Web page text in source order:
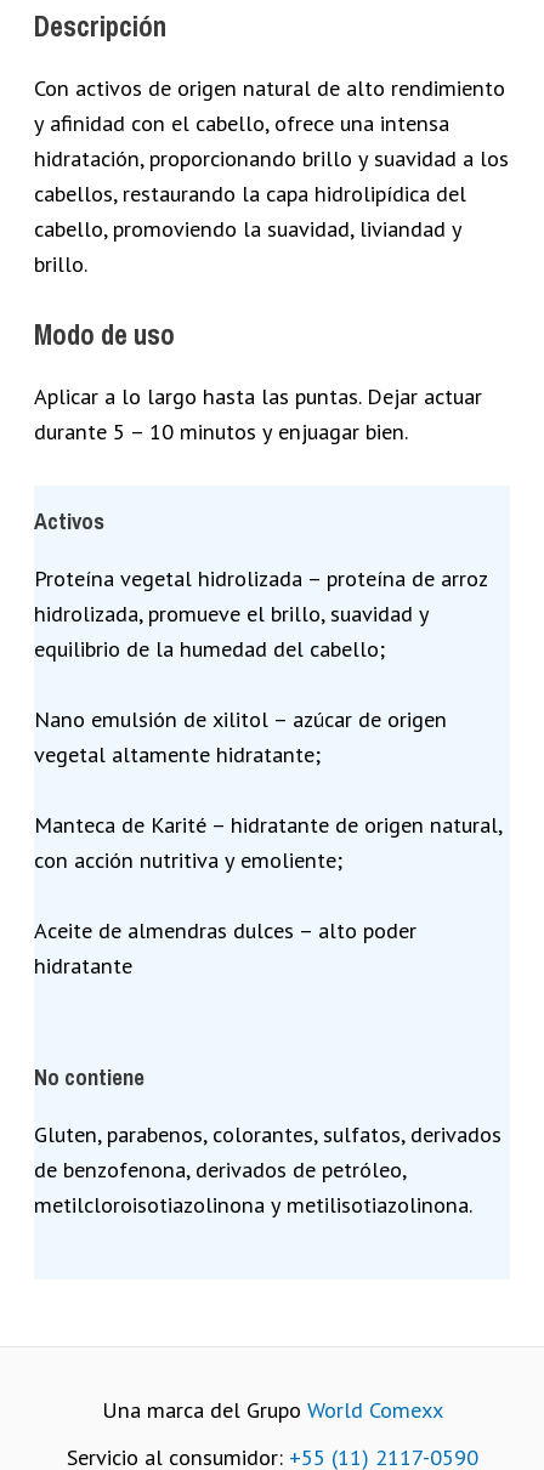
Descripción
Con activos de origen natural de alto rendimiento
y afinidad con el cabello, ofrece una intensa
hidratación, proporcionando brillo y suavidad a los
cabellos, restaurando la capa hidrolipídica del
cabello, promoviendo la suavidad, liviandad y
brillo.
Modo de uso
Aplicar a lo largo hasta las puntas. Dejar actuar
durante 5 – 10 minutos y enjuagar bien.
Activos
Proteína vegetal hidrolizada – proteína de arroz
hidrolizada, promueve el brillo, suavidad y
equilibrio de la humedad del cabello;
Nano emulsión de xilitol – azúcar de origen
vegetal altamente hidratante;
Manteca de Karité – hidratante de origen natural,
con acción nutritiva y emoliente;
Aceite de almendras dulces – alto poder
hidratante
No contiene
Gluten, parabenos, colorantes, sulfatos, derivados
de benzofenona, derivados de petróleo,
metilcloroisotiazolinona y metilisotiazolinona.
Una marca del Grupo World Comexx
Servicio al consumidor: +55 (11) 2117-0590